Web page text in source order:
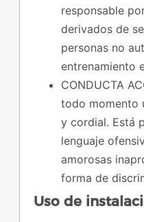
responsable
derivados de
personas no
entrenamiento
CONDUCTA
todo momento
y cordial. Está
lenguaje
amorosas
forma de
Uso de